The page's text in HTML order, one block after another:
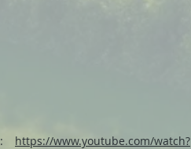
https://www.youtube.com/watch?